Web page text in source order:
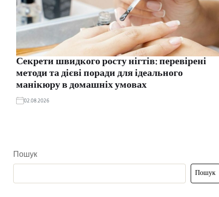
Секрети швидкого росту нігтів: перевірені
методи та дієві поради для ідеального
манікюру в домашніх умовах
02.08.2026
Пошук
Пошук